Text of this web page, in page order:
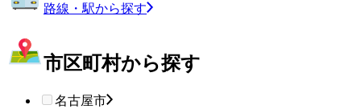
路線・駅から探す
市区町村から探す
名古屋市